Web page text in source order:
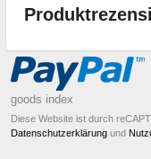
goods index
Diese Website ist durch
Datenschutzerklärung und